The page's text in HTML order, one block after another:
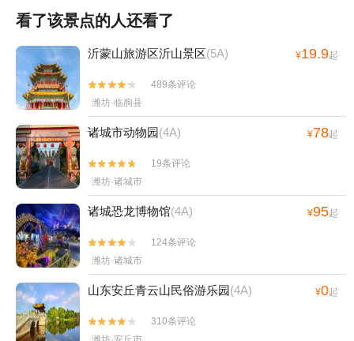
看了该景点的人还看了
沂蒙山旅游区沂山景区(5A) ¥19.9起


489条评论
潍坊·临朐县
诸城市动物园(4A) ¥78起


19条评论
潍坊·诸城市
诸城恐龙博物馆(4A) ¥95起


124条评论
潍坊·诸城市
山东安丘青云山民俗游乐园(4A) ¥0起


310条评论